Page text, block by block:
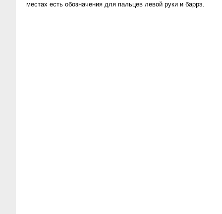
местах есть обозначения для пальцев левой руки и баррэ.